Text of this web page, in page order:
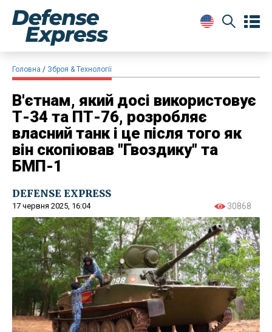
Головна Зброя & Технології
В'єтнам, який досі використовує
Т-34 та ПТ-76, розробляє
власний танк і це після того як
він скопіював "Гвоздику" та
БМП-1
DEFENSE EXPRESS
17 червня 2025, 16:04 30868